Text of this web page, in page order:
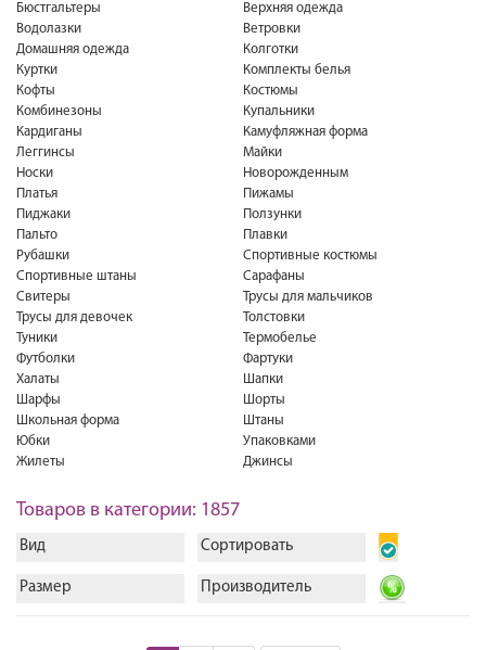
Бюстгальтеры
Верхняя одежда
Водолазки
Ветровки
Домашняя одежда
Колготки
Куртки
Комплекты белья
Кофты
Костюмы
Комбинезоны
Купальники
Кардиганы
Камуфляжная форма
Леггинсы
Майки
Носки
Новорожденным
Платья
Пижамы
Пиджаки
Ползунки
Пальто
Плавки
Рубашки
Спортивные костюмы
Спортивные штаны
Сарафаны
Свитеры
Трусы для мальчиков
Трусы для девочек
Толстовки
Туники
Термобелье
Футболки
Фартуки
Халаты
Шапки
Шарфы
Шорты
Школьная форма
Штаны
Юбки
Упаковками
Жилеты
Джинсы
Товаров в категории: 1857
Вид Сортировать
Размер Производитель